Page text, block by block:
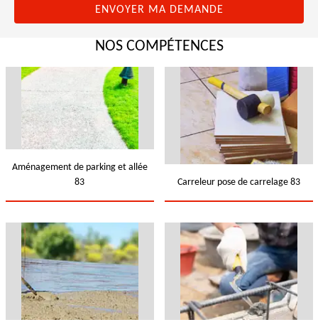
NOS COMPÉTENCES
Aménagement de parking et allée
83
Carreleur pose de carrelage 83